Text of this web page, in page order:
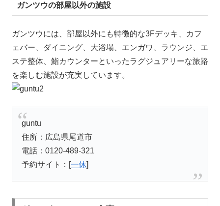
ガンツウの部屋以外の施設
ガンツウには、部屋以外にも特徴的な3Fデッキ、カフ
ェバー、ダイニング、大浴場、エンガワ、ラウンジ、エ
ステ整体、鮨カウンターといったラグジュアリーな旅路
を楽しむ施設が充実しています。
guntu
住所：広島県尾道市
電話：0120-489-321
予約サイト：[一休]